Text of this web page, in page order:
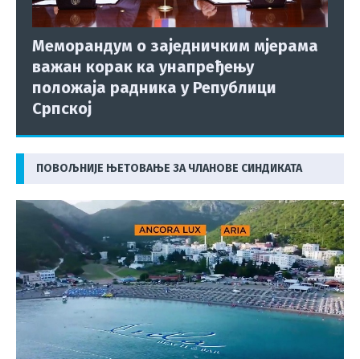
Меморандум о заједничким мјерама
важан корак ка унапређењу
положаја радника у Републици
Српској
ПОВОЉНИЈЕ ЊЕТОВАЊЕ ЗА ЧЛАНОВЕ СИНДИКАТА